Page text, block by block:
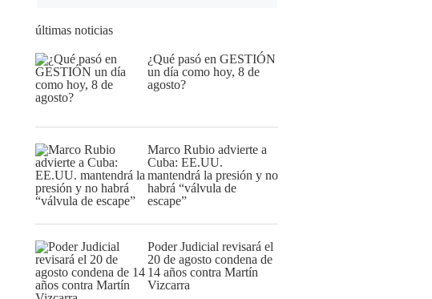
últimas noticias
¿Qué pasó en GESTIÓN
un día como hoy, 8 de
agosto?
Marco Rubio advierte a
Cuba: EE.UU.
mantendrá la presión y no
habrá “válvula de
escape”
Poder Judicial revisará el
20 de agosto condena de
14 años contra Martín
Vizcarra